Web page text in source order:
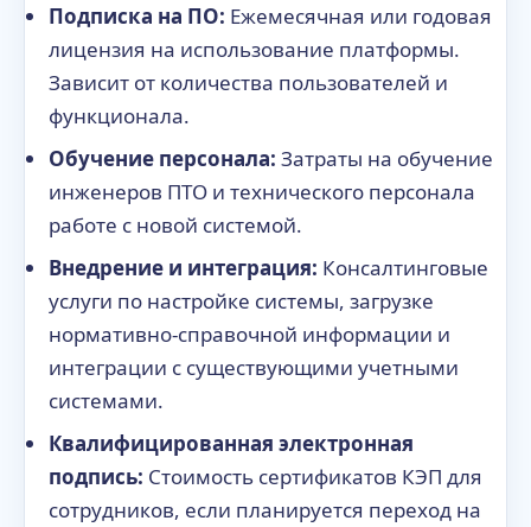
Подписка на ПО: Ежемесячная или годовая
лицензия на использование платформы.
Зависит от количества пользователей и
функционала.
Обучение персонала: Затраты на обучение
инженеров ПТО и технического персонала
работе с новой системой.
Внедрение и интеграция: Консалтинговые
услуги по настройке системы, загрузке
нормативно-справочной информации и
интеграции с существующими учетными
системами.
Квалифицированная электронная
подпись: Стоимость сертификатов КЭП для
сотрудников, если планируется переход на